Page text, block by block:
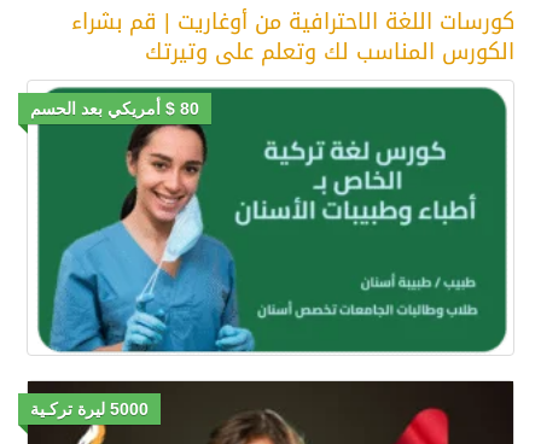
كورسات اللغة الاحترافية من أوغاريت | قم بشراء
الكورس المناسب لك وتعلم على وتيرتك
80 $ أمريكي بعد الحسم
5000 ليرة تركـية